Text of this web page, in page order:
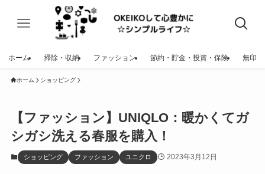
ホーム 掃除・収納 ファッション 節約・貯金・投資・保険 無印
ホーム ショッピング
【ファッション】UNIQLO：暖かくてガ
シガシ洗える春服を購入！
ショッピング ファッション ユニクロ 2023年3月12日